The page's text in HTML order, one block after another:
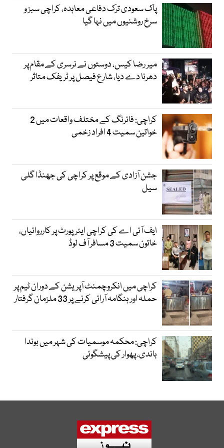
پاک سعودی ترک دفاعی معاہدہ، کراچی سبز و
سرخ روشنیوں میں نہا گیا
میر رضا کیس، دوستوں نے نرسری کے مقام پر
دھرنا دے دیا، شارع فیصل پر ٹریفک متاثر
کراچی: فائرنگ کے مختلف واقعات میں 2
خواتین سمیت 4 افراد زخمی
جشن آزادی کے موقع پر کراچی کی جھنڈا گلی
سیل
ایف آئی اے کی کراچی ایئرپورٹ پر کارروائیاں،
خاتون سمیت 3 مسافر آف لوڈ
کراچی میں انکروچمنٹ آپریشن کے دوران ٹیم پر
حملہ اور ہنگامہ آرائی کرنے پر 33 ملزمان گرفتار
کراچی: محکمہ موسمیات کی شہر میں بوندا
باندی، پھوار کی پیشگوئی